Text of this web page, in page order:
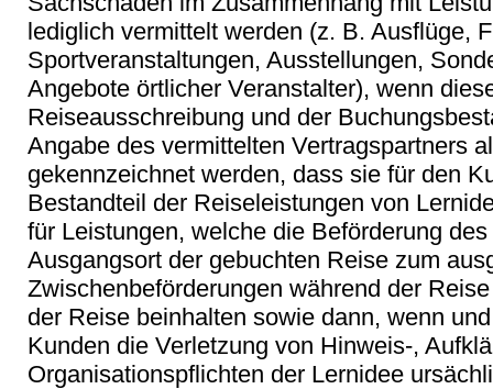
lediglich vermittelt werden (z. B. Ausflüge,
Sportveranstaltungen, Ausstellungen,
Angebote örtlicher Veranstalter), wenn
Reiseausschreibung und der
Angabe des vermittelten Vertragspartners
gekennzeichnet werden, dass sie für den
Bestandteil der Reiseleistungen von
für Leistungen, welche die Beförderung
Ausgangsort der gebuchten Reise zum
Zwischenbeförderungen während der
der Reise beinhalten sowie dann, wenn
Kunden die Verletzung von Hinweis-,
Organisationspflichten der Lernidee